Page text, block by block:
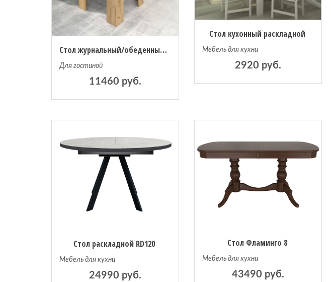
Стол журнальный/обеденный трансформер СЖТ-2
Для гостиной
11460 руб.
Стол кухонный раскладной
Мебель для кухни
2920 руб.
Стол раскладной RD120
Мебель для кухни
24990 руб.
Стол Фламинго 8
Мебель для кухни
43490 руб.